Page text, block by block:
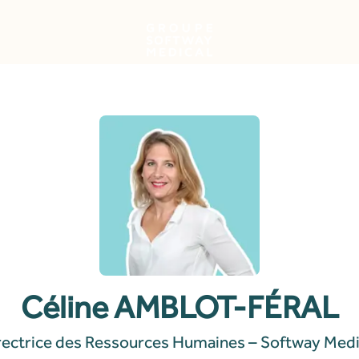
Céline AMBLOT-FÉRAL
des Ressources Humaines – Softway